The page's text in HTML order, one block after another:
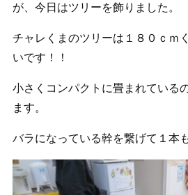
が、今日はツリーを飾りました。
チャレくまのツリーは１８０ｃｍ
いです！！
小さくコンパクトに畳まれている
ます。
バラになっている幹を繋げて１本